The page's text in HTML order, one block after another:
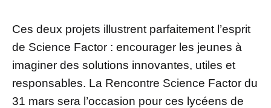
Ces deux projets illustrent parfaitement l’esprit
de Science Factor : encourager les jeunes à
imaginer des solutions innovantes, utiles et
responsables. La Rencontre Science Factor du
31 mars sera l’occasion pour ces lycéens de